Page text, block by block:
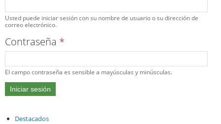
Usted puede iniciar sesión con su nombre de usuario o su dirección de
correo electrónico.
Contraseña *
El campo contraseña es sensible a mayúsculas y minúsculas.
Destacados